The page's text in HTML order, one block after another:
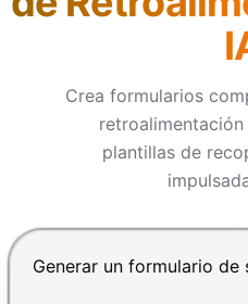
INICIAR SESIÓN
Crea formularios
plantillas de
Presiona Enter para